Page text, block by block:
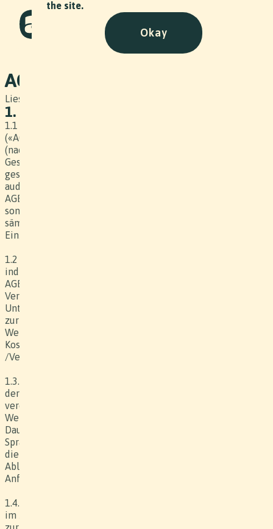
the site.
Okay
AGB
Liestal, 26. August 2024
1. Vertragsgegenstand
1.1 Die vorliegenden Allgemeinen Geschäftsbedingungen
(«AGB») sind Bestandteil des zwischen dem Werkbesteller
(nachfolgend «Kunde» genannt) und der produzierenden
Gesellschaft (nachfolgend «Produzent» genannt)
geschlossenen Werkvertrages zur Herstellung eines
audiovisuellen oder sonstigen Werkes. Die vorliegenden
AGB sind auf die Herstellung aller audiovisuellen und
sonstigen Werke des Produzenten für den Kunden, inkl.
sämtlicher Nebenleistungen, anwendbar, auch wenn dies im
Einzelfall nicht immer explizit erwähnt wird.
1.2 Das Werkvertragsdokument setzt sich aus einem
individuellen Vertrag inkl. Offerte sowie den vorliegenden
AGB zusammen. Bei Widersprüchen geht der individuelle
Vertrag den AGB vor. Der Werkvertrag wird durch
Unterzeichnung des individuellen Vertrages «Werkvertrag
zur Produktion eines audiovisuellen oder sonstigen
Werkes», durch Annahme der Offerte /des
Kostenvoranschlags oder durch eine sonstige Bestätigung
/Vereinbarung abgeschlossen.
1.3. Die Offerte des Produzenten basiert in der Regel auf
der Anfrage des Kunden und enthält – je nach individuell
vereinbartem Detaillierungsgrad der Offerte – Werkpreis,
Werkbeschreibung, vereinbarte Nutzung (Medien, Gebiet,
Dauer) und im Werkpreis enthaltene Rechteabgeltungen,
Sprach-/ Bildversionen, Format des Bild- und Tonträgers,
die wichtigsten Produktionsdaten, Nennungspflicht, den
Ablieferungstermin sowie die weiteren kundenseitigen
Anforderungen.
1.4. Produzent und Kunde bewahren über bestimmte ihnen
im Zusammenhang mit der Produktion zugänglichen oder